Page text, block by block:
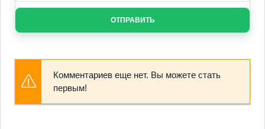
ОТПРАВИТЬ
Комментариев еще нет. Вы можете стать
первым!